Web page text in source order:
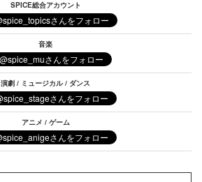
SPICE総合アカウント
音楽
演劇 / ミュージカル / ダンス
アニメ / ゲーム